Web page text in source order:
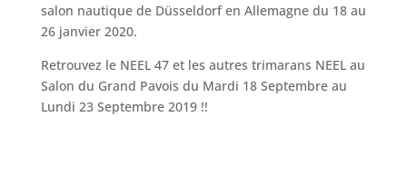
salon nautique de Düsseldorf en Allemagne du 18 au
26 janvier 2020.
Retrouvez le NEEL 47 et les autres trimarans NEEL au
Salon du Grand Pavois du Mardi 18 Septembre au
Lundi 23 Septembre 2019 !!